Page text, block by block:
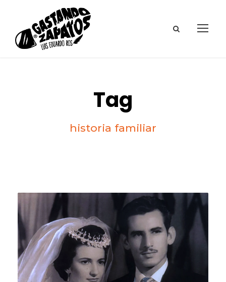
Tag
historia familiar